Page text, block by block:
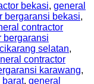
bekasi, general
bergaransi bekasi,
contractor
bergaransi
selatan,
contractor
karawang,
barat, general